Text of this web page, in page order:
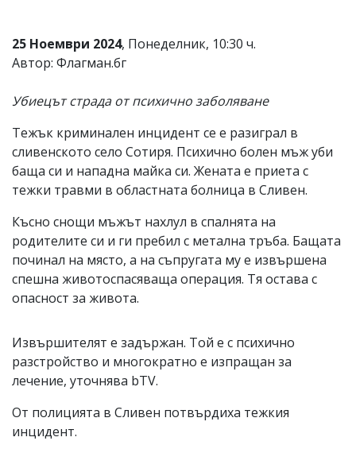
статиите
се
въвеждат
читателите
редакцията
носи
отговорност
за
Ако
обиден
за
вас
моля
25 Ноември 2024, Понеделник, 10:30 ч.
Автор: Флагман.бг
Убиецът страда от психично заболяване
Тежък криминален инцидент се е разиграл в
сливенското село Сотиря. Психично болен мъж уби
баща си и нападна майка си. Жената е приета с
тежки травми в областната болница в Сливен.
Късно снощи мъжът нахлул в спалнята на
родителите си и ги пребил с метална тръба. Бащата
починал на място, а на съпругата му е извършена
спешна животоспасяваща операция. Тя остава с
опасност за живота.
Извършителят е задържан. Той е с психично
разстройство и многократно е изпращан за
лечение, уточнява bTV.
От полицията в Сливен потвърдиха тежкия
инцидент.